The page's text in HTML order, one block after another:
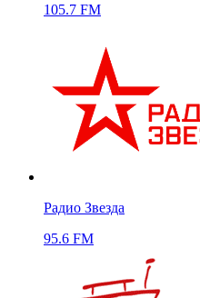
105.7 FM
Радио Звезда
95.6 FM